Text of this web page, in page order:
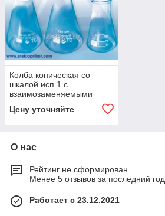
Колба коническая со
шкалой исп.1 с
взаимозаменяемыми
конусами ГОСТ 25336 82
Цену уточняйте
О нас
Рейтинг не сформирован
Менее 5 отзывов за последний год
Работает с 23.12.2021